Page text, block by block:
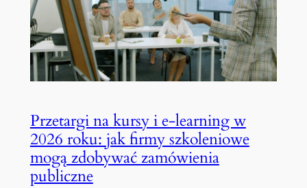
Przetargi na kursy i e-learning w
2026 roku: jak firmy szkoleniowe
mogą zdobywać zamówienia
publiczne